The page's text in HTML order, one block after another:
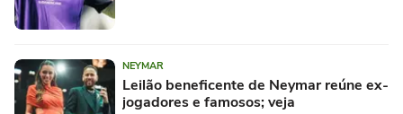
NEYMAR
Leilão beneficente de Neymar reúne ex-
jogadores e famosos; veja